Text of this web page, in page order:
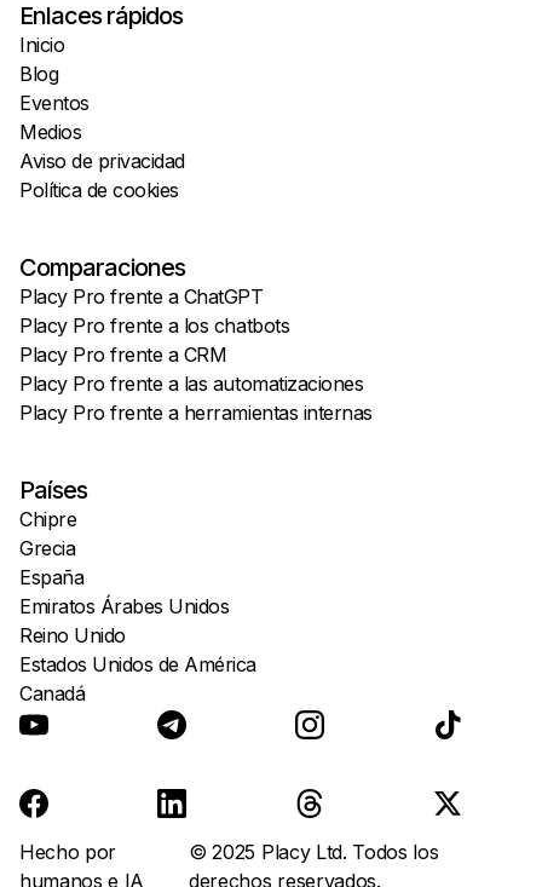
Enlaces rápidos
Inicio
Blog
Eventos
Medios
Aviso de privacidad
Política de cookies
Comparaciones
Placy Pro frente a ChatGPT
Placy Pro frente a los chatbots
Placy Pro frente a CRM
Placy Pro frente a las automatizaciones
Placy Pro frente a herramientas internas
Países
Chipre
Grecia
España
Emiratos Árabes Unidos
Reino Unido
Estados Unidos de América
Canadá
Hecho por
humanos e IA
© 2025 Placy Ltd. Todos los
derechos reservados.